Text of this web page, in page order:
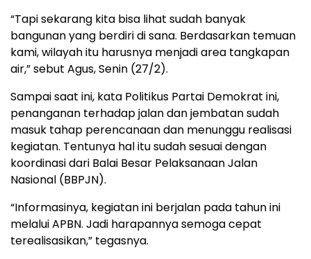
“Tapi sekarang kita bisa lihat sudah banyak
bangunan yang berdiri di sana. Berdasarkan temuan
kami, wilayah itu harusnya menjadi area tangkapan
air,” sebut Agus, Senin (27/2).
Sampai saat ini, kata Politikus Partai Demokrat ini,
penanganan terhadap jalan dan jembatan sudah
masuk tahap perencanaan dan menunggu realisasi
kegiatan. Tentunya hal itu sudah sesuai dengan
koordinasi dari Balai Besar Pelaksanaan Jalan
Nasional (BBPJN).
“Informasinya, kegiatan ini berjalan pada tahun ini
melalui APBN. Jadi harapannya semoga cepat
terealisasikan,” tegasnya.